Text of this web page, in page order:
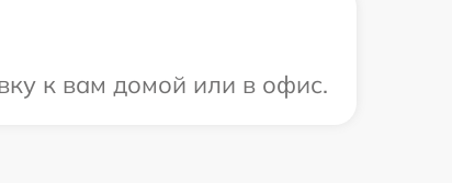
к вам домой или в офис.